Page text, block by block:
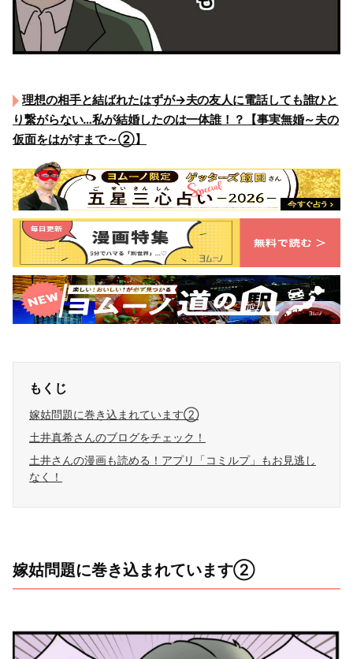
理想の相手と結ばれたはずが→夫の友人に電話しても誰ひと
り繋がらない…私が結婚したのは一体誰！？【事実無婚～夫の
仮面をはがすまで～②】
もくじ
嫁姑問題に巻き込まれています②
土井真希さんのブログをチェック！
土井さんの漫画も読める！アプリ「コミルプ」もお見逃し
なく！
嫁姑問題に巻き込まれています②